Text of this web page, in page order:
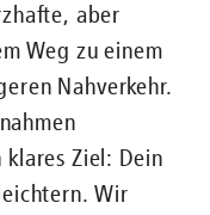
aber
Weg zu einem
Nahverkehr.
klares Ziel: Dein
Wir